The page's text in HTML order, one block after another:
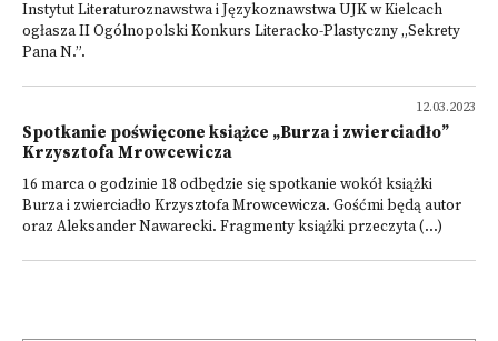
Instytut Literaturoznawstwa i Językoznawstwa UJK w Kielcach
ogłasza II Ogólnopolski Konkurs Literacko-Plastyczny „Sekrety
Pana N.”.
12.03.2023
Spotkanie poświęcone książce „Burza i zwierciadło”
Krzysztofa Mrowcewicza
16 marca o godzinie 18 odbędzie się spotkanie wokół książki
Burza i zwierciadło Krzysztofa Mrowcewicza. Gośćmi będą autor
oraz Aleksander Nawarecki. Fragmenty książki przeczyta (...)